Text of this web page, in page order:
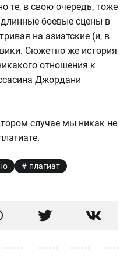
те, в свою очередь, тоже
боевые сцены в
на азиатские (и, в
Сюжетно же история
отношения к
Джордани
случае мы никак не
плагиат